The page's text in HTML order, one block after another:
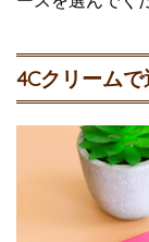
4Cクリーム